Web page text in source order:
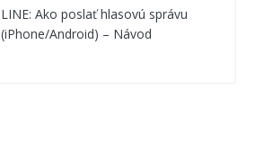
LINE: Ako poslať hlasovú správu
(iPhone/Android) – Návod